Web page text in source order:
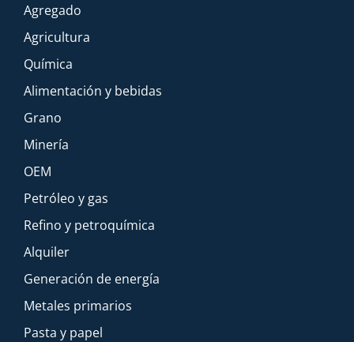
Agregado
Agricultura
Química
Alimentación y bebidas
Grano
Minería
OEM
Petróleo y gas
Refino y petroquímica
Alquiler
Generación de energía
Metales primarios
Pasta y papel